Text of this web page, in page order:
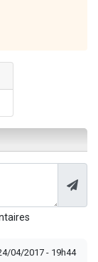
04/2017 - 19h44